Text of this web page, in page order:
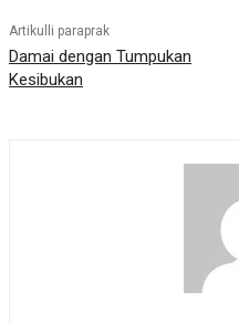
Artikulli paraprak
Damai dengan Tumpukan
Kesibukan